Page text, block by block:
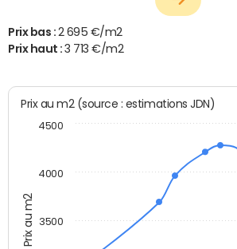
Prix bas : 2 695 €/m2
Prix haut :3 713 €/m2
Prix au m2
Prix au m2 (source : estimations JDN)
3500
4000
4500